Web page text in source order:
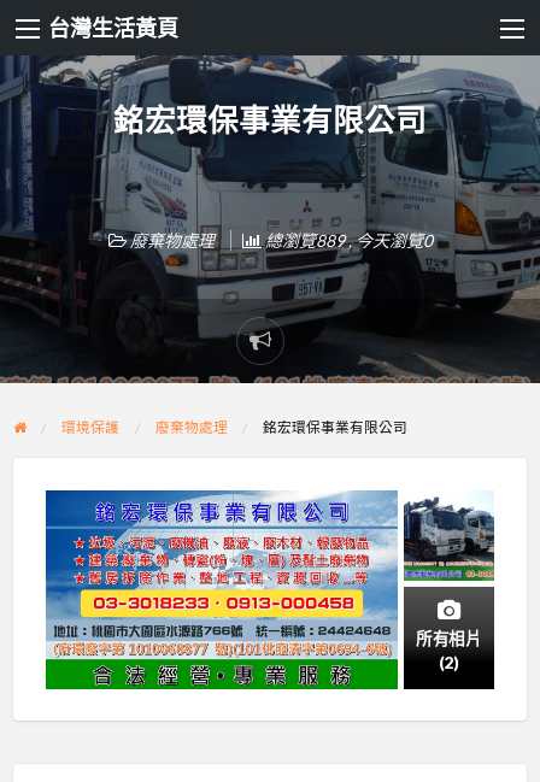
台灣生活黃頁
銘宏環保事業有限公司
廢棄物處理 總瀏覽889 , 今天瀏覽0
Report
problem
環境保護 廢棄物處理 銘宏環保事業有限公司
所有相片
(2)